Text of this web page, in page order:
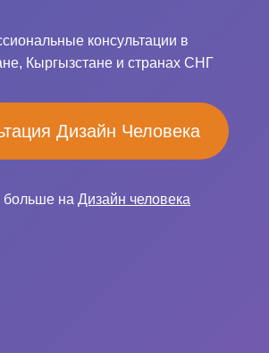
консультации в
Кыргызстане и странах СНГ
Дизайн Человека
больше на Дизайн человека